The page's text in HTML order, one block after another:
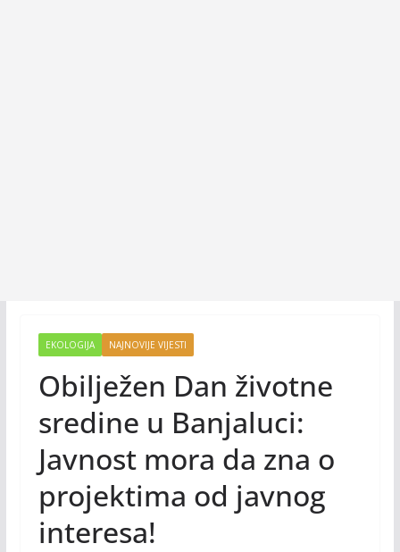
EKOLOGIJA NAJNOVIJE VIJESTI
Obilježen Dan životne
sredine u Banjaluci:
Javnost mora da zna o
projektima od javnog
interesa!